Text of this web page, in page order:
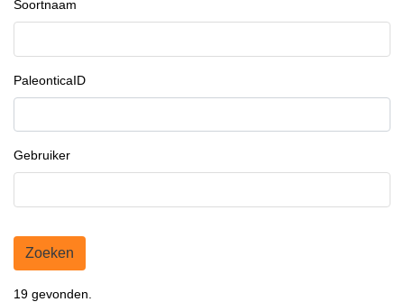
Soortnaam
PaleonticaID
Gebruiker
Zoeken
19 gevonden.